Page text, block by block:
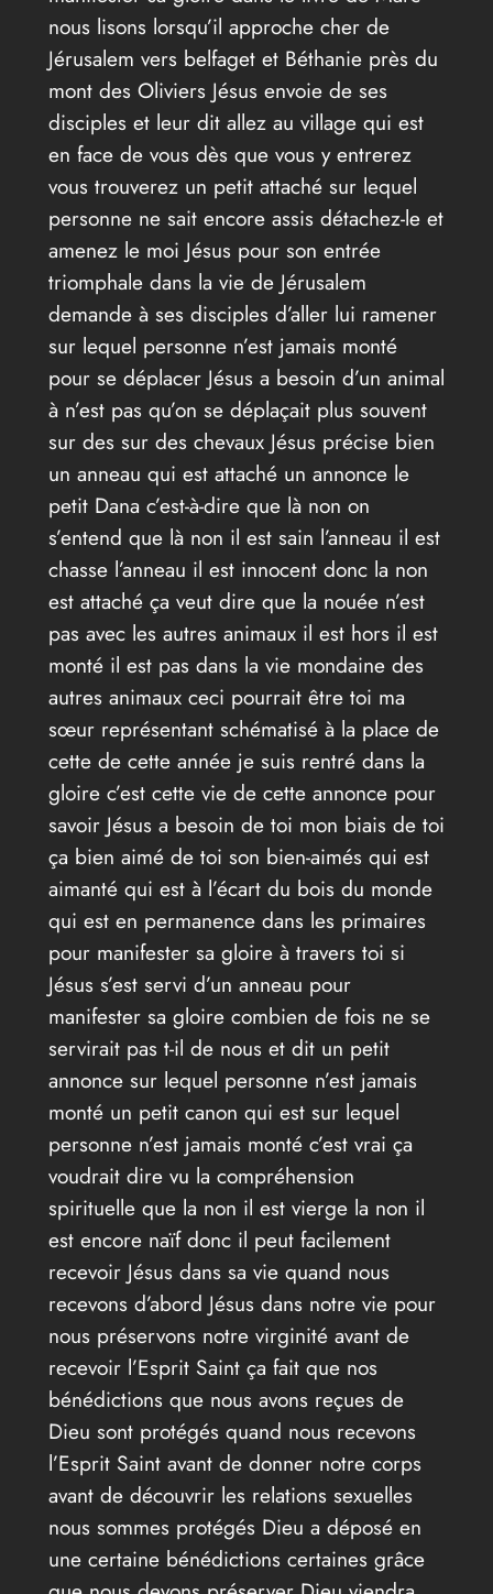
nous lisons lorsqu’il approche cher de
Jérusalem vers belfaget et Béthanie près du
mont des Oliviers Jésus envoie de ses
disciples et leur dit allez au village qui est
en face de vous dès que vous y entrerez
vous trouverez un petit attaché sur lequel
personne ne sait encore assis détachez-le et
amenez le moi Jésus pour son entrée
triomphale dans la vie de Jérusalem
demande à ses disciples d’aller lui ramener
sur lequel personne n’est jamais monté
pour se déplacer Jésus a besoin d’un animal
à n’est pas qu’on se déplaçait plus souvent
sur des sur des chevaux Jésus précise bien
un anneau qui est attaché un annonce le
petit Dana c’est-à-dire que là non on
s’entend que là non il est sain l’anneau il est
chasse l’anneau il est innocent donc la non
est attaché ça veut dire que la nouée n’est
pas avec les autres animaux il est hors il est
monté il est pas dans la vie mondaine des
autres animaux ceci pourrait être toi ma
sœur représentant schématisé à la place de
cette de cette année je suis rentré dans la
gloire c’est cette vie de cette annonce pour
savoir Jésus a besoin de toi mon biais de toi
ça bien aimé de toi son bien-aimés qui est
aimanté qui est à l’écart du bois du monde
qui est en permanence dans les primaires
pour manifester sa gloire à travers toi si
Jésus s’est servi d’un anneau pour
manifester sa gloire combien de fois ne se
servirait pas t-il de nous et dit un petit
annonce sur lequel personne n’est jamais
monté un petit canon qui est sur lequel
personne n’est jamais monté c’est vrai ça
voudrait dire vu la compréhension
spirituelle que la non il est vierge la non il
est encore naïf donc il peut facilement
recevoir Jésus dans sa vie quand nous
recevons d’abord Jésus dans notre vie pour
nous préservons notre virginité avant de
recevoir l’Esprit Saint ça fait que nos
bénédictions que nous avons reçues de
Dieu sont protégés quand nous recevons
l’Esprit Saint avant de donner notre corps
avant de découvrir les relations sexuelles
nous sommes protégés Dieu a déposé en
une certaine bénédictions certaines grâce